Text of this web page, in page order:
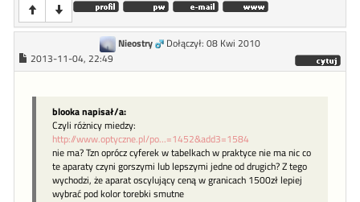
Nieostry
Dołączył: 08 Kwi 2010
2013-11-04, 22:49
blooka napisał/a:
Czyli różnicy miedzy:
http://www.optyczne.pl/po...=1452&add3=1584
nie ma? Tzn oprócz cyferek w tabelkach w praktyce nie ma nic co
te aparaty czyni gorszymi lub lepszymi jedne od drugich? Z tego
wychodzi, że aparat oscylujący ceną w granicach 1500zł lepiej
wybrać pod kolor torebki smutne